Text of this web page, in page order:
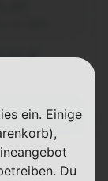
€
Monat
ein. Einige
Du